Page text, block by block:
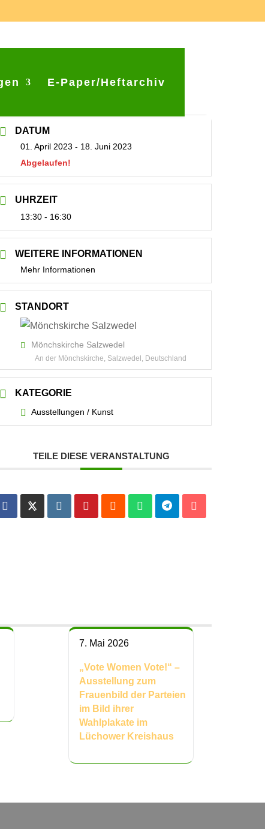
E-Paper/Heftarchiv
DATUM
01. April 2023 - 18. Juni 2023
Abgelaufen!
UHRZEIT
13:30 - 16:30
WEITERE INFORMATIONEN
Mehr Informationen
STANDORT
Mönchskirche Salzwedel
An der Mönchskirche, Salzwedel, Deutschland
KATEGORIE
Ausstellungen / Kunst
TEILE DIESE VERANSTALTUNG
7. Mai 2026
„Vote Women Vote!“ –
Ausstellung zum
Frauenbild der Parteien
im Bild ihrer
Wahlplakate im
Lüchower Kreishaus